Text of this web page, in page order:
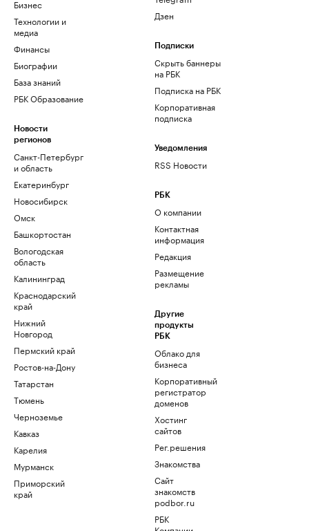
Бизнес
Технологии и
медиа
Финансы
Биографии
База знаний
РБК Образование
Новости
регионов
Санкт-Петербург
и область
Екатеринбург
Новосибирск
Омск
Башкортостан
Вологодская
область
Калининград
Краснодарский
край
Нижний
Новгород
Пермский край
Ростов-на-Дону
Татарстан
Тюмень
Черноземье
Кавказ
Карелия
Мурманск
Приморский
край
Дзен
Подписки
Скрыть баннеры
на РБК
Подписка на РБК
Корпоративная
подписка
Уведомления
RSS Новости
РБК
О компании
Контактная
информация
Редакция
Размещение
рекламы
Другие
продукты
РБК
Облако для
бизнеса
Корпоративный
регистратор
доменов
Хостинг
сайтов
Рег.решения
Знакомства
Сайт
знакомств
podbor.ru
РБК